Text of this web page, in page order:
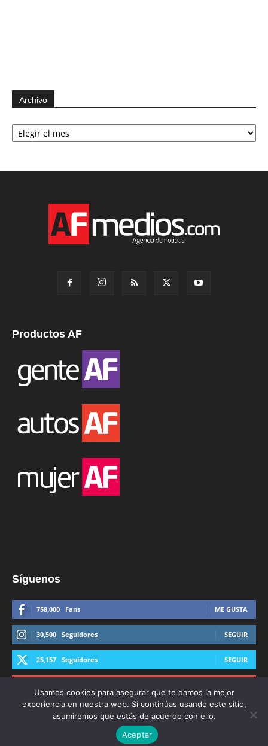
Archivo
Archivo
Productos AF
Síguenos
758,000 Fans ME GUSTA
30,500 Seguidores SEGUIR
25,157 Seguidores SEGUIR
© Derechos Reservados AFmedios 2021
Usamos cookies para asegurar que te damos la mejor
experiencia en nuestra web. Si continúas usando este sitio,
asumiremos que estás de acuerdo con ello.
Aceptar